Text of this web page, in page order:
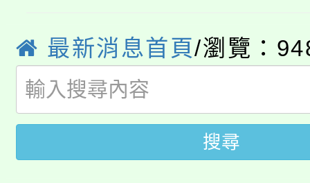
開!
115年桃園市運動會8/
田徑場及游泳池舉行。
桃園市低收入戶享有免
視費優惠，中低收入戶
大園自造教育及科技中
份教師增能研習
大溪自造教育及科技中
最新消息首頁/瀏覽：
搜尋